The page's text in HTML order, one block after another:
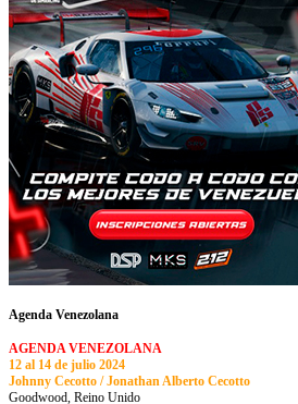
Agenda Venezolana
AGENDA VENEZOLANA
12 al 14 de julio 2024
Johnny Cecotto / Jonathan Alberto Cecotto
Goodwood, Reino Unido